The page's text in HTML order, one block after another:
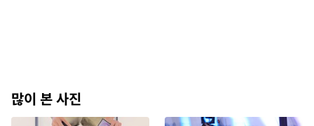
많이 본 사진